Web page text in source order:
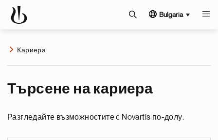
Bulgaria
Кариера
Търсене на кариера
Разгледайте възможностите с Novartis по-долу.